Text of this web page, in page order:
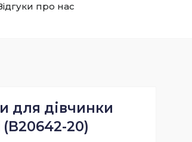
про нас
для дівчинки
20)